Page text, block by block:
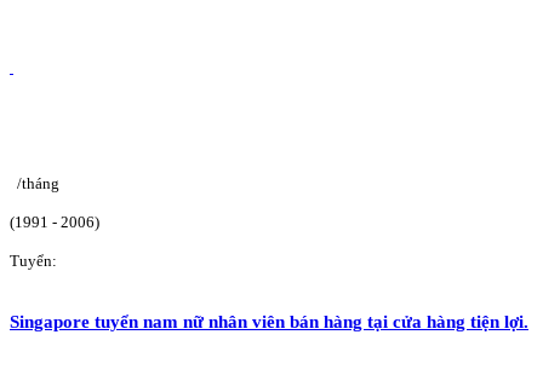
/tháng
(1991 - 2006)
Tuyển:
Singapore tuyển nam nữ nhân viên bán hàng tại cửa hàng tiện lợi.